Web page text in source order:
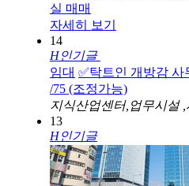
실 매매
자세히 보기
14
H인기글
임대 ✅탁트인 개방감 사
/75 (조정가능)
지식산업센터,업무시설
13
H인기글